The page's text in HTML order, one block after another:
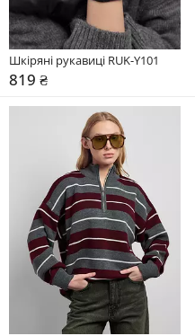
Шкіряні рукавиці RUK-Y101
819 ₴